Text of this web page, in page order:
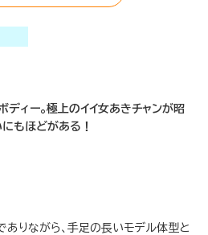
ディー。極上のイイ女あきチャンが昭
もほどがある！
りながら、手足の長いモデル体型と